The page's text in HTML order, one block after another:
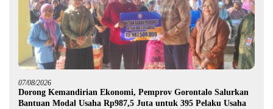
07/08/2026
Dorong Kemandirian Ekonomi, Pemprov Gorontalo Salurkan
Bantuan Modal Usaha Rp987,5 Juta untuk 395 Pelaku Usaha